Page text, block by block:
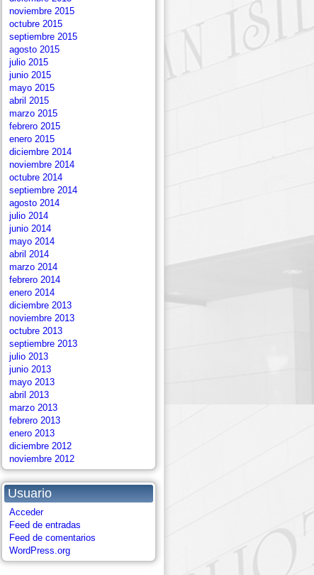
noviembre 2015
octubre 2015
septiembre 2015
agosto 2015
julio 2015
junio 2015
mayo 2015
abril 2015
marzo 2015
febrero 2015
enero 2015
diciembre 2014
noviembre 2014
octubre 2014
septiembre 2014
agosto 2014
julio 2014
junio 2014
mayo 2014
abril 2014
marzo 2014
febrero 2014
enero 2014
diciembre 2013
noviembre 2013
octubre 2013
septiembre 2013
julio 2013
junio 2013
mayo 2013
abril 2013
marzo 2013
febrero 2013
enero 2013
diciembre 2012
noviembre 2012
Usuario
Acceder
Feed de entradas
Feed de comentarios
WordPress.org